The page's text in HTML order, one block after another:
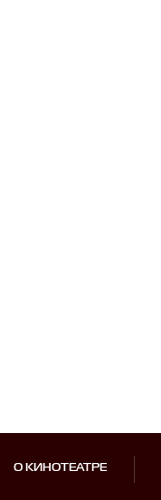
О КИНОТЕАТРЕ